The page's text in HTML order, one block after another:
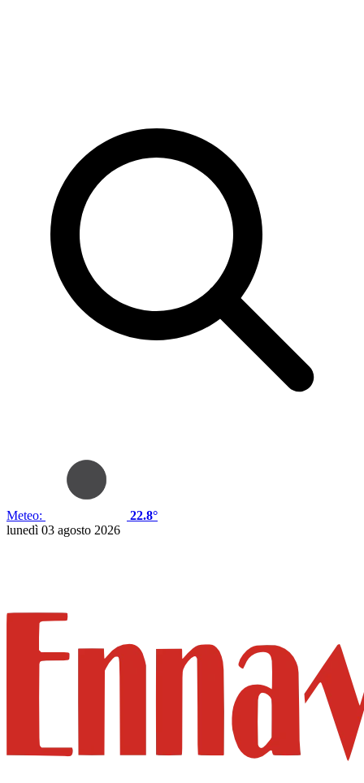
Meteo:
22.8°
lunedì 03 agosto 2026